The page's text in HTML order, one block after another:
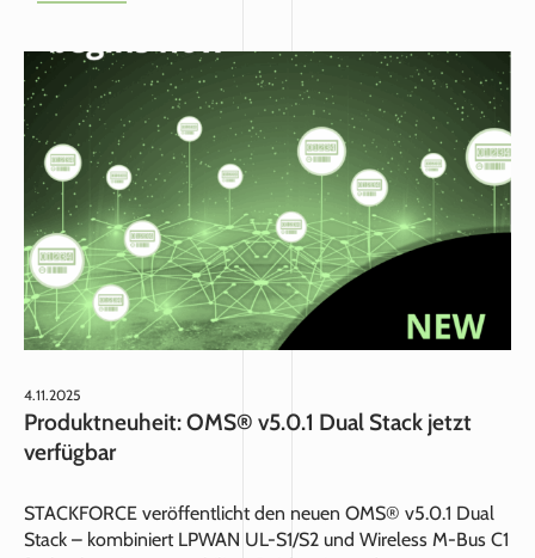
4.11.2025
Produktneuheit: OMS® v5.0.1 Dual Stack jetzt
verfügbar
STACKFORCE veröffentlicht den neuen OMS® v5.0.1 Dual
Stack – kombiniert LPWAN UL-S1/S2 und Wireless M-Bus C1